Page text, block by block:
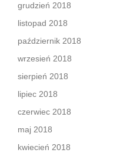
grudzień 2018
listopad 2018
październik 2018
wrzesień 2018
sierpień 2018
lipiec 2018
czerwiec 2018
maj 2018
kwiecień 2018